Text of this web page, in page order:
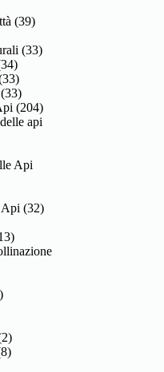
(39)
(33)
(33)
(204)
api
Api
Api (32)